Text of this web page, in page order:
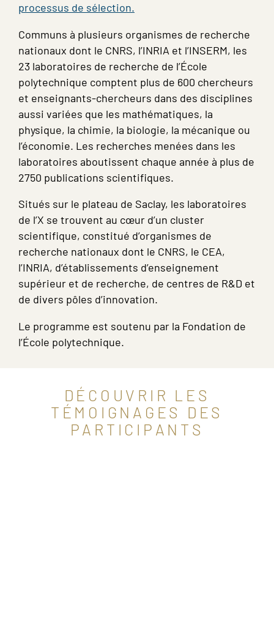
processus de sélection.
Communs à plusieurs organismes de recherche
nationaux dont le CNRS, l’INRIA et l’INSERM, les
23 laboratoires de recherche de l’École
polytechnique comptent plus de 600 chercheurs
et enseignants-chercheurs dans des disciplines
aussi variées que les mathématiques, la
physique, la chimie, la biologie, la mécanique ou
l’économie. Les recherches menées dans les
laboratoires aboutissent chaque année à plus de
2750 publications scientifiques.
Situés sur le plateau de Saclay, les laboratoires
de l’X se trouvent au cœur d’un cluster
scientifique, constitué d’organismes de
recherche nationaux dont le CNRS, le CEA,
l’INRIA, d’établissements d’enseignement
supérieur et de recherche, de centres de R&D et
de divers pôles d’innovation.
Le programme est soutenu par la Fondation de
l’École polytechnique.
DÉCOUVRIR LES
TÉMOIGNAGES DES
PARTICIPANTS